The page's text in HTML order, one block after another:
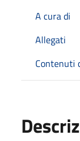
A cura di
Allegati
Contenuti